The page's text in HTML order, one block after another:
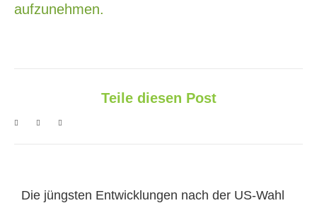
aufzunehmen.
Teile diesen Post
Die jüngsten Entwicklungen nach der US-Wahl